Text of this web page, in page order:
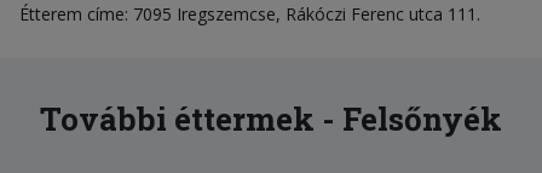
Étterem címe: 7095 Iregszemcse, Rákóczi Ferenc utca 111.
További éttermek - Felsőnyék